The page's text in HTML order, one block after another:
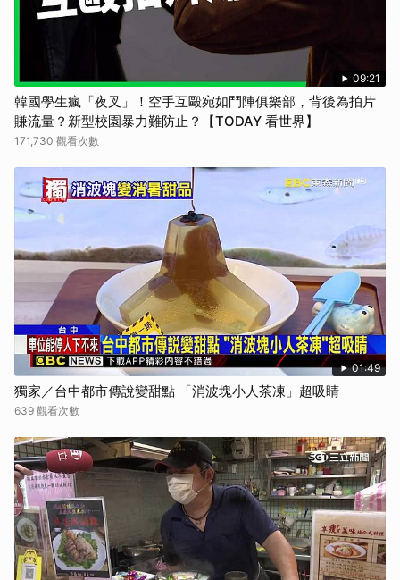
09:21
韓國學生瘋「夜叉」！空手互毆宛如鬥陣俱樂部，背後為拍片
賺流量？新型校園暴力難防止？【TODAY 看世界】
171,730 觀看次數
01:49
獨家／台中都市傳說變甜點 「消波塊小人茶凍」超吸睛
639 觀看次數